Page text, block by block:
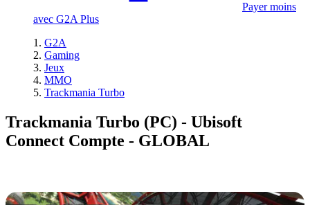
Payer moins
avec G2A Plus
G2A
Gaming
Jeux
MMO
Trackmania Turbo
Trackmania Turbo (PC) - Ubisoft
Connect Compte - GLOBAL